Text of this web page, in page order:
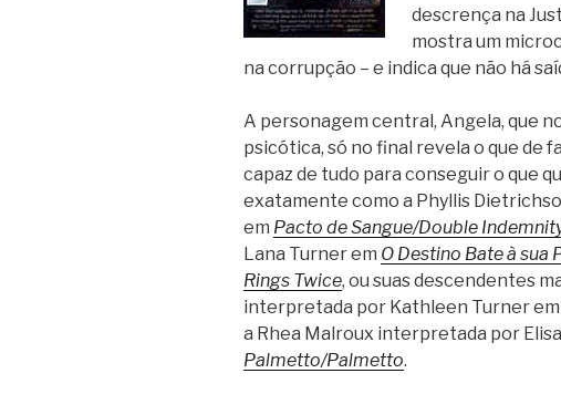
descrença na
mostra um
na corrupção – e indica que não há
A personagem central, Angela, que
psicótica, só no final revela o que de
capaz de tudo para conseguir o que
exatamente como a Phyllis
em Pacto de Sangue/Double
Lana Turner em O Destino Bate à sua
Rings Twice, ou suas descendentes
interpretada por Kathleen Turner em
a Rhea Malroux interpretada por
Palmetto/Palmetto.